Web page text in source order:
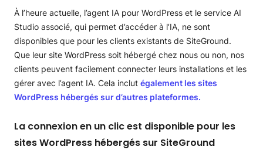
À l’heure actuelle, l’agent IA pour WordPress et le service AI
Studio associé, qui permet d’accéder à l’IA, ne sont
disponibles que pour les clients existants de SiteGround.
Que leur site WordPress soit hébergé chez nous ou non, nos
clients peuvent facilement connecter leurs installations et les
gérer avec l’agent IA. Cela inclut également les sites
WordPress hébergés sur d’autres plateformes.
La connexion en un clic est disponible pour les
sites WordPress hébergés sur SiteGround